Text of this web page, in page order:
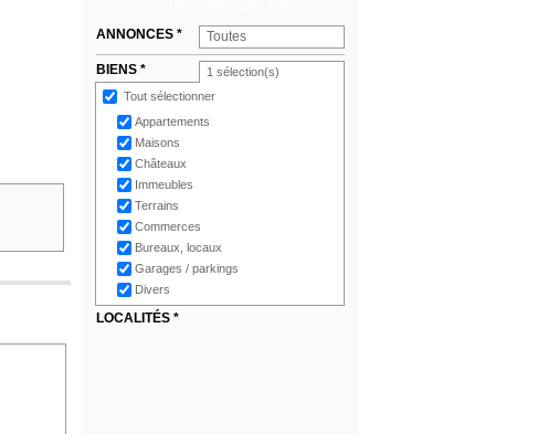
ANNONCES *
Toutes
BIENS * 1 sélection(s)
Tout sélectionner
Appartements
Maisons
Châteaux
Immeubles
Terrains
Commerces
Bureaux, locaux
Garages / parkings
Divers
LOCALITÉS *